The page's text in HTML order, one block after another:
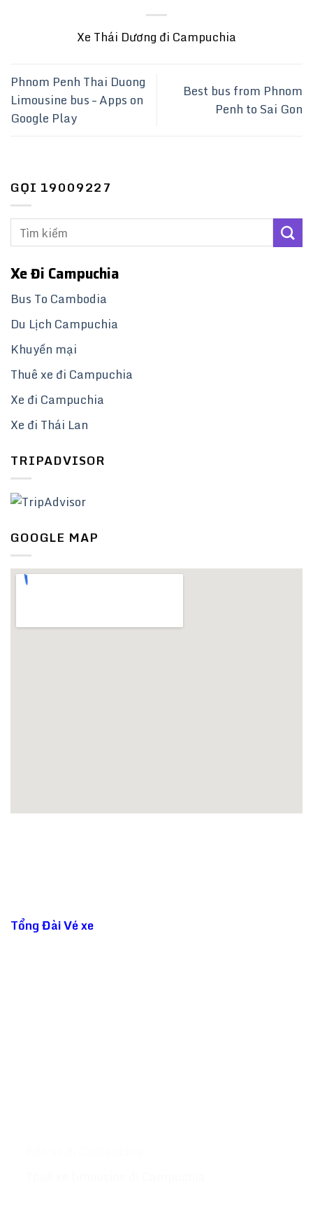
Xe Thái Dương đi Campuchia
Phnom Penh Thai Duong
Limousine bus – Apps on
Google Play
Best bus from Phnom
Penh to Sai Gon
GỌI 19009227
Xe Đi Campuchia
Bus To Cambodia
Du Lịch Campuchia
Khuyến mại
Thuê xe đi Campuchia
Xe đi Campuchia
Xe đi Thái Lan
TRIPADVISOR
GOOGLE MAP
Tổng Đài Vé xe